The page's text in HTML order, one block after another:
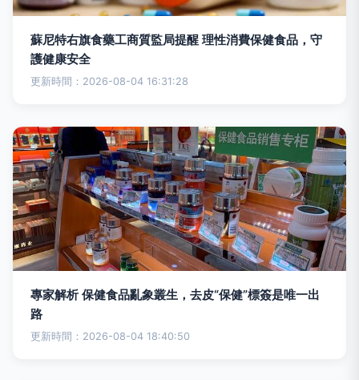
蘇尼特右旗食藥工商質監局提醒 理性消費保健食品，守
護健康安全
更新時間：2026-08-04 16:31:28
專家解析 保健食品亂象叢生，去皮“保健”標簽是唯一出
路
更新時間：2026-08-04 18:40:50